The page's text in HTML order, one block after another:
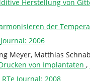
Herstellung von
der
2006
Meyer, Matthias
von Implantaten ,
RTe Journal: 2008